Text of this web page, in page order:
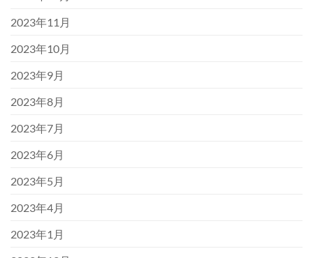
2023年11月
2023年10月
2023年9月
2023年8月
2023年7月
2023年6月
2023年5月
2023年4月
2023年1月